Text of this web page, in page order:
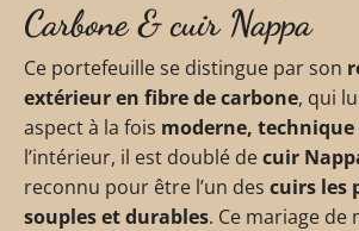
Carbone & cuir Nappa
Ce portefeuille se distingue par son
extérieur en fibre de carbone, qui
aspect à la fois moderne,
l’intérieur, il est doublé decuir
reconnu pour être l’un des cuirs les
souples et durables. Ce mariage de